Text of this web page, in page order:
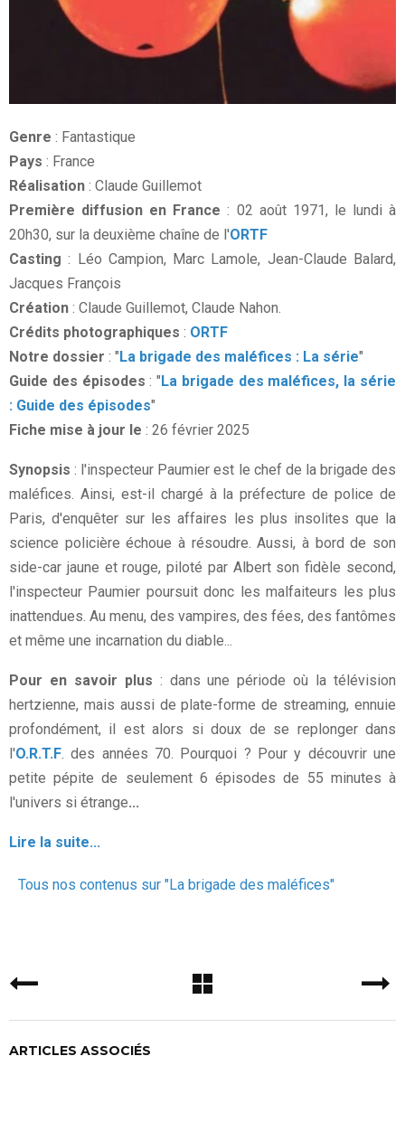
Genre : Fantastique
Pays : France
Réalisation : Claude Guillemot
Première diffusion en France : 02 août 1971, le lundi à
20h30, sur la deuxième chaîne de l'ORTF
Casting : Léo Campion, Marc Lamole, Jean-Claude Balard,
Jacques François
Création : Claude Guillemot, Claude Nahon.
Crédits photographiques : ORTF
Notre dossier : "La brigade des maléfices : La série"
Guide des épisodes : "La brigade des maléfices, la série
: Guide des épisodes"
Fiche mise à jour le : 26 février 2025
Synopsis : l'inspecteur Paumier est le chef de la brigade des
maléfices. Ainsi, est-il chargé à la préfecture de police de
Paris, d'enquêter sur les affaires les plus insolites que la
science policière échoue à résoudre. Aussi, à bord de son
side-car jaune et rouge, piloté par Albert son fidèle second,
l'inspecteur Paumier poursuit donc les malfaiteurs les plus
inattendues. Au menu, des vampires, des fées, des fantômes
et même une incarnation du diable...
Pour en savoir plus : dans une période où la télévision
hertzienne, mais aussi de plate-forme de streaming, ennuie
profondément, il est alors si doux de se replonger dans
l'O.R.T.F. des années 70. Pourquoi ? Pour y découvrir une
petite pépite de seulement 6 épisodes de 55 minutes à
l'univers si étrange...
Lire la suite...
Tous nos contenus sur "La brigade des maléfices"
ARTICLES ASSOCIÉS